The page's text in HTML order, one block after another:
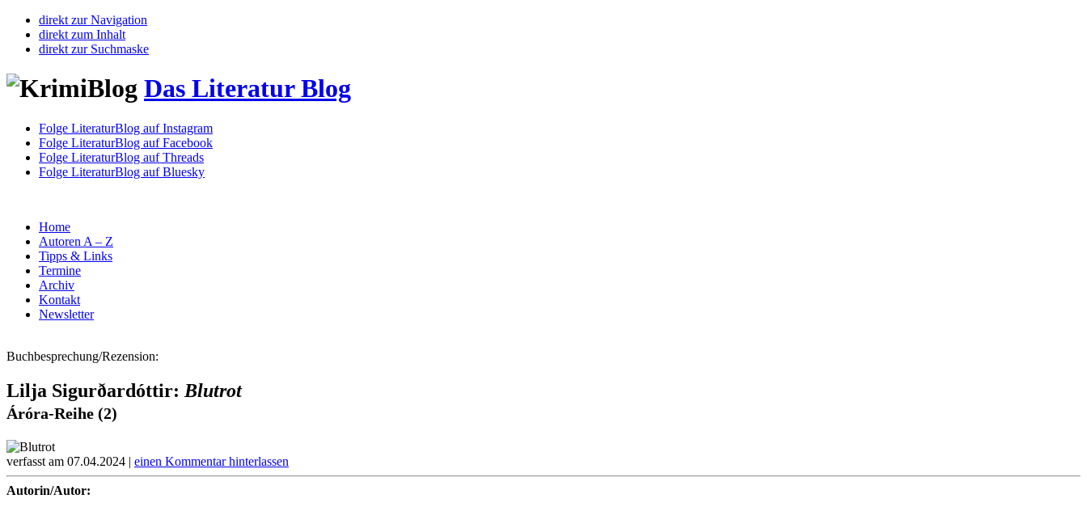
direkt zur Navigation
direkt zum Inhalt
direkt zur Suchmaske
Das Literatur Blog
Folge LiteraturBlog auf Instagram
Folge LiteraturBlog auf Facebook
Folge LiteraturBlog auf Threads
Folge LiteraturBlog auf Bluesky
Home
Autoren A – Z
Tipps & Links
Termine
Archiv
Kontakt
Newsletter
Buchbesprechung/Rezension:
Lilja Sigurðardóttir: Blutrot
Áróra-Reihe (2)
verfasst am 07.04.2024 | einen Kommentar hinterlassen
Autorin/Autor: